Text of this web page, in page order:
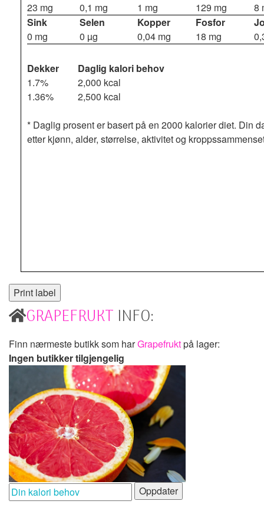
23 mg
0,1 mg
1 mg
129 mg
8
Sink
0 mg
Selen
0 µg
Kopper
0,04 mg
Fosfor
18 mg
Dekker
Daglig kalori behov
1.7%
2,000 kcal
1.36%
2,500 kcal
* Daglig prosent er basert på en 2000 kalorier diet. Din
etter kjønn, alder, størrelse, aktivitet og
GRAPEFRUKT INFO:
Finn nærmeste butikk som harGrapefruktpå lager:
Ingen butikker tilgjengelig
Oppdater